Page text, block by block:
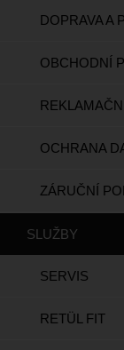
DOPRAVA A
OBCHODNÍ
OCHRANA
ZÁRUČNÍ
SLUŽBY
SERVIS
RETÜL FIT